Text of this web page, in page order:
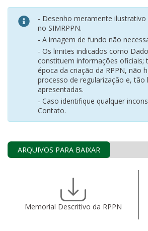
- Desenho meramente
no SIMRPPN.
- A imagem de fundo não
- Os limites indicados como
constituem informações oficiais;
época da criação da RPPN, não
processo de regularização e,
apresentadas.
- Caso identifique qualquer
Contato.
ARQUIVOS PARA BAIXAR
Memorial Descritivo da RPPN